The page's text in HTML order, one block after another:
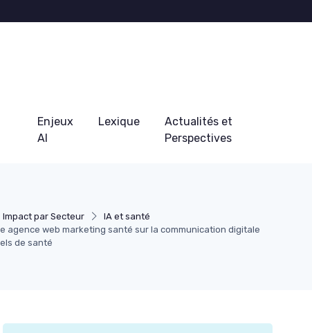
Enjeux
AI
Lexique
Actualités et
Perspectives
Impact par Secteur
IA et santé
agence web marketing santé sur la communication digitale
de santé